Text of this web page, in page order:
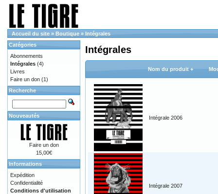
Accueil du site » Boutique » Intégrales
Intégrales
Nom du produit +
Intégrale 2006
Intégrale 2007
Catégories
Abonnements
Intégrales (4)
Livres
Faire un don (1)
Recherche
Nouveautés
Faire un don
15,00€
Informations
Expédition
Confidentialité
Conditions d'utilisation